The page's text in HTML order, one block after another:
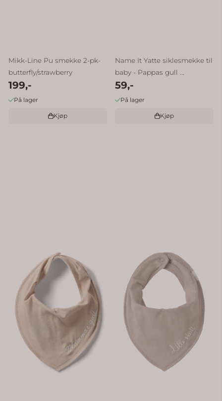
Mikk-Line Pu smekke 2-pk-
butterfly/strawberry
199,-
På lager
Kjøp
Name It Yatte siklesmekke til
baby - Pappas gull ...
59,-
På lager
Kjøp